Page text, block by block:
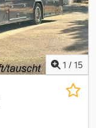
1 / 15